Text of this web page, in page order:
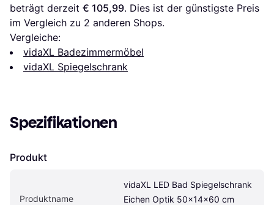
beträgt derzeit € 105,99. Dies ist der günstigste Preis
im Vergleich zu 2 anderen Shops.
Vergleiche:
vidaXL Badezimmermöbel
vidaXL Spiegelschrank
Spezifikationen
Produkt
Produktname
vidaXL LED Bad Spiegelschrank
Eichen Optik 50x14x60 cm